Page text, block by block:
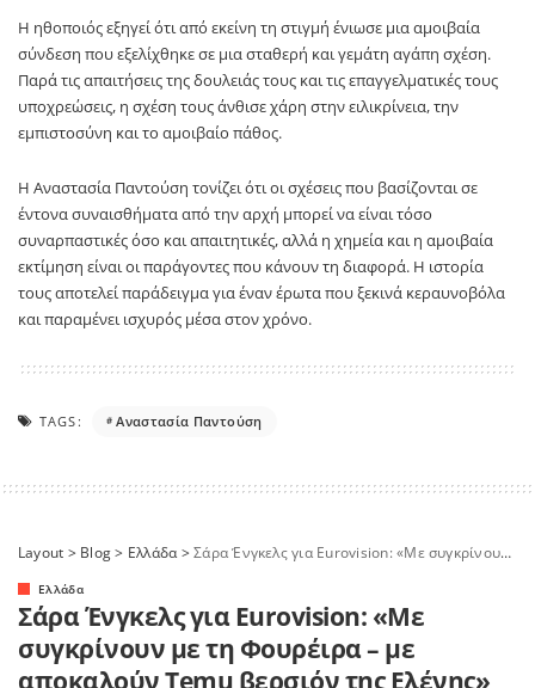
Η ηθοποιός εξηγεί ότι από εκείνη τη στιγμή ένιωσε μια αμοιβαία
σύνδεση που εξελίχθηκε σε μια σταθερή και γεμάτη αγάπη σχέση.
Παρά τις απαιτήσεις της δουλειάς τους και τις επαγγελματικές τους
υποχρεώσεις, η σχέση τους άνθισε χάρη στην ειλικρίνεια, την
εμπιστοσύνη και το αμοιβαίο πάθος.
Η Αναστασία Παντούση τονίζει ότι οι σχέσεις που βασίζονται σε
έντονα συναισθήματα από την αρχή μπορεί να είναι τόσο
συναρπαστικές όσο και απαιτητικές, αλλά η χημεία και η αμοιβαία
εκτίμηση είναι οι παράγοντες που κάνουν τη διαφορά. Η ιστορία
τους αποτελεί παράδειγμα για έναν έρωτα που ξεκινά κεραυνοβόλα
και παραμένει ισχυρός μέσα στον χρόνο.
TAGS: Αναστασία Παντούση
Layout > Blog> Ελλάδα>Σάρα Ένγκελς για Eurovision: «Με συγκρίνουν με τη Φουρέιρα – με αποκαλούν Temu βερσιόν της Ελένης»
Ελλάδα
Σάρα Ένγκελς για Eurovision: «Με
συγκρίνουν με τη Φουρέιρα – με
αποκαλούν Temu βερσιόν της Ελένης»